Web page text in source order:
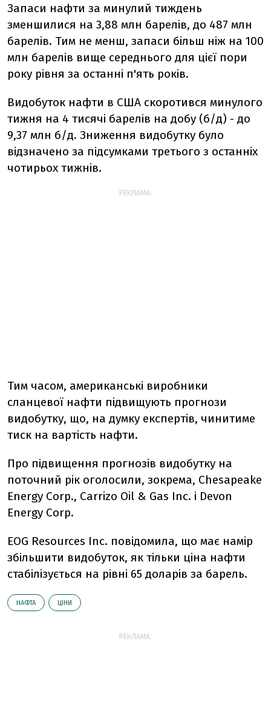
Запаси нафти за минулий тиждень
зменшилися на 3,88 млн барелів, до 487 млн
барелів. Тим не менш, запаси більш ніж на 100
млн барелів вище середнього для цієї пори
року рівня за останні п'ять років.
Видобуток нафти в США скоротився минулого
тижня на 4 тисячі барелів на добу (б/д) - до
9,37 млн б/д. Зниження видобутку було
відзначено за підсумками третього з останніх
чотирьох тижнів.
РЕКЛАМА:
Тим часом, американські виробники
сланцевої нафти підвищують прогнози
видобутку, що, на думку експертів, чинитиме
тиск на вартість нафти.
Про підвищення прогнозів видобутку на
поточний рік оголосили, зокрема, Chesapeake
Energy Corp., Carrizo Oil & Gas Inc. і Devon
Energy Corp.
EOG Resources Inc. повідомила, що має намір
збільшити видобуток, як тільки ціна нафти
стабілізується на рівні 65 доларів за барель.
НАФТА ЦІНИ
РЕКЛАМА: